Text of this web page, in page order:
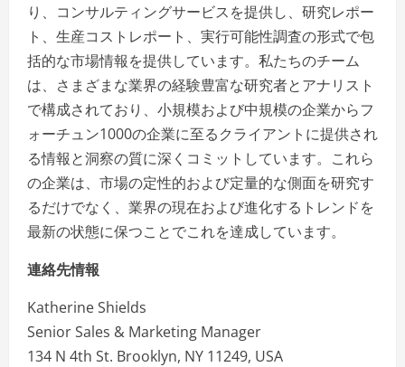
り、コンサルティングサービスを提供し、研究レポー
ト、生産コストレポート、実行可能性調査の形式で包
括的な市場情報を提供しています。私たちのチーム
は、さまざまな業界の経験豊富な研究者とアナリスト
で構成されており、小規模および中規模の企業からフ
ォーチュン1000の企業に至るクライアントに提供され
る情報と洞察の質に深くコミットしています。これら
の企業は、市場の定性的および定量的な側面を研究す
るだけでなく、業界の現在および進化するトレンドを
最新の状態に保つことでこれを達成しています。
連絡先情報
Katherine Shields
Senior Sales & Marketing Manager
134 N 4th St. Brooklyn, NY 11249, USA